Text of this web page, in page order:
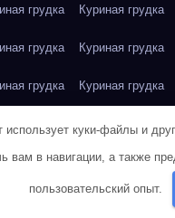
грудка Куриная грудка
грудка Куриная грудка
грудка Куриная грудка
Куриное яйцо
Куриное яйцо
использует куки-файлы и
вам в навигации, а также
пользовательский опыт.